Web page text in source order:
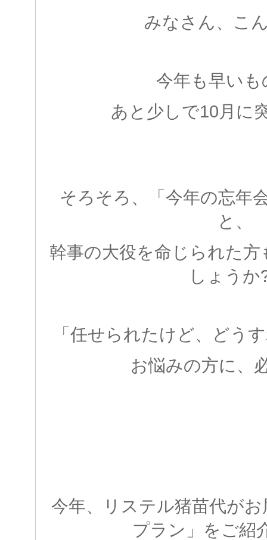
みなさん、こ
今年も早いも
あと少しで10月に
そろそろ、「今年の忘年
と、
幹事の大役を命じられた
しょうか
「任せられたけど、どう
お悩みの方に、
今年、リステル猪苗代が
プラン」をご紹